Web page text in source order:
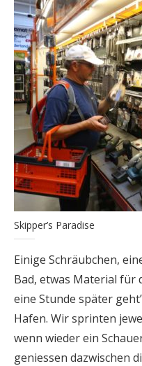
Skipper’s Paradise
Einige Schräubchen,
Bad, etwas Material für
eine Stunde später
Hafen. Wir sprinten
wenn wieder ein
geniessen dazwischen